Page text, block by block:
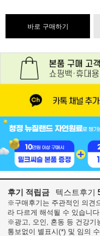
바로 구매하기
후기 적립금 텍스트후기
※구매후기는 주관적인 의견
라 다르게 해석될 수 있습니
※광고, 오인, 혼동 등 건강기
통보없이 별표시(*) 및 임의